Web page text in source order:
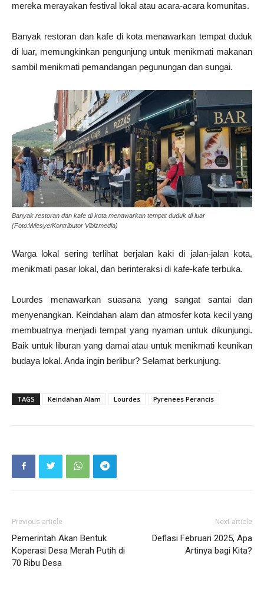
mereka merayakan festival lokal atau acara-acara komunitas.
Banyak restoran dan kafe di kota menawarkan tempat duduk
di luar, memungkinkan pengunjung untuk menikmati makanan
sambil menikmati pemandangan pegunungan dan sungai.
Banyak restoran dan kafe di kota menawarkan tempat duduk di luar
(Foto:Wiesye/Kontributor Vibizmedia)
Warga lokal sering terlihat berjalan kaki di jalan-jalan kota,
menikmati pasar lokal, dan berinteraksi di kafe-kafe terbuka.
Lourdes menawarkan suasana yang sangat santai dan
menyenangkan. Keindahan alam dan atmosfer kota kecil yang
membuatnya menjadi tempat yang nyaman untuk dikunjungi.
Baik untuk liburan yang damai atau untuk menikmati keunikan
budaya lokal. Anda ingin berlibur? Selamat berkunjung.
TAGS Keindahan Alam Lourdes Pyrenees Perancis
Previous article
Pemerintah Akan Bentuk
Koperasi Desa Merah Putih di
70 Ribu Desa
Next article
Deflasi Februari 2025, Apa
Artinya bagi Kita?